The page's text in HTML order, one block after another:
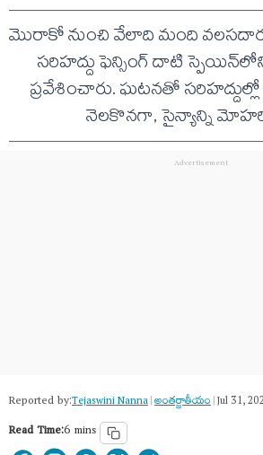
మొరాకో నుంచి వేలాది మంది
సరిహద్దు ఫెన్సింగ్ దాటి
ప్రవేశించారు. ఘటనతో సరిహద్దుల్లో
నెలకొనగా, సైన్యాన్ని
Reported by:Tejaswini Nanna|అంత‌ర్జాతీయం|Jul 31,
Read Time:6 mins